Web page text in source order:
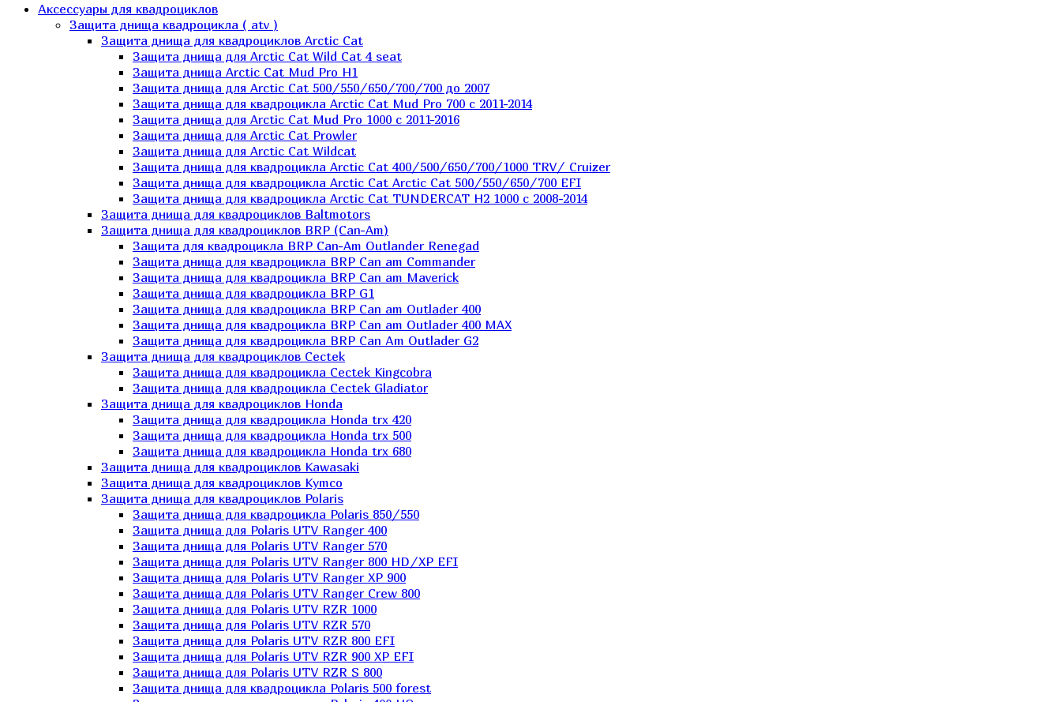
Аксессуары для квадроциклов
Защита днища квадроцикла ( atv )
Защита днища для квадроциклов Arctic Cat
Защита днища для Arctic Cat Wild Cat 4 seat
Защита днища Arctic Cat Mud Pro H1
Защита днища для Arctic Cat 500/550/650/700/700 до 2007
Защита днища для квадроцикла Arctic Cat Mud Pro 700 с 2011-2014
Защита днища для Arctic Cat Mud Pro 1000 c 2011-2016
Защита днища для Arctic Cat Prowler
Защита днища для Arctic Cat Wildcat
Защита днища для квадроцикла Arctic Cat 400/500/650/700/1000 TRV/ Cruizer
Защита днища для квадроцикла Arctic Cat Arctic Cat 500/550/650/700 EFI
Защита днища для квадроцикла Arctic Cat TUNDERCAT H2 1000 c 2008-2014
Защита днища для квадроциклов Baltmotors
Защита днища для квадроциклов BRP (Can-Am)
Защита для квадроцикла BRP Can-Am Outlander Renegad
Защита днища для квадроцикла BRP Can am Commander
Защита днища для квадроцикла BRP Can am Maverick
Защита днища для квадроцикла BRP G1
Защита днища для квадроцикла BRP Can am Outlader 400
Защита днища для квадроцикла BRP Can am Outlader 400 MAX
Защита днища для квадроцикла BRP Can Аm Outlader G2
Защита днища для квадроциклов Cectek
Защита днища для квадроцикла Cectek Kingcobra
Защита днища для квадроцикла Cectek Gladiator
Защита днища для квадроциклов Honda
Защита днища для квадроцикла Honda trx 420
Защита днища для квадроцикла Honda trx 500
Защита днища для квадроцикла Honda trx 680
Защита днища для квадроциклов Kawasaki
Защита днища для квадроциклов Kymco
Защита днища для квадроциклов Polaris
Защита днища для квадроцикла Polaris 850/550
Защита днища для Polaris UTV Ranger 400
Защита днища для Polaris UTV Ranger 570
Защита днища для Polaris UTV Ranger 800 HD/XP EFI
Защита днища для Polaris UTV Ranger XP 900
Защита днища для Polaris UTV Ranger Сrew 800
Защита днища для Polaris UTV RZR 1000
Защита днища для Polaris UTV RZR 570
Защита днища для Polaris UTV RZR 800 EFI
Защита днища для Polaris UTV RZR 900 XP EFI
Защита днища для Polaris UTV RZR S 800
Защита днища для квадроцикла Polaris 500 forest